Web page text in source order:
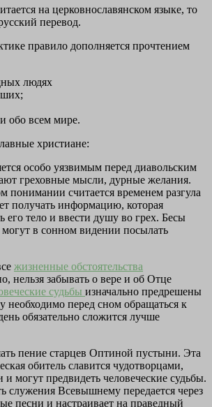
на церковнославянском языке, то
перевод.
правило дополняется прочтением
людях
обо всем мире.
христиане:
особо уязвимым перед диавольским
греховные мысли, дурные желания.
понимании считается временем разгула
получать информацию, которая
его тело и ввести душу во грех. Бесы
в сонном видении посылать
жизненные обстоятельства
нельзя забывать о вере и об Отце
судьбы изначально предрешены
необходимо перед сном обращаться к
обязательно сложится лучше
пение старцев Оптиной пустыни. Эта
обитель славится чудотворцами,
и могут предвидеть человеческие судьбы.
служения Всевышнему передается через
песни и настраивает на праведный